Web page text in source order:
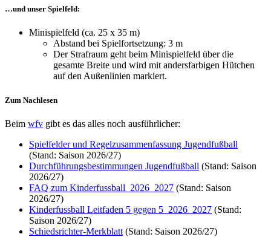
…und unser Spielfeld:
Minispielfeld (ca. 25 x 35 m)
Abstand bei Spielfortsetzung: 3 m
Der Strafraum geht beim Minispielfeld über die
gesamte Breite und wird mit andersfarbigen Hütchen
auf den Außenlinien markiert.
Zum Nachlesen
Beim wfv gibt es das alles noch ausführlicher:
Spielfelder und Regelzusammenfassung Jugendfußball
(Stand: Saison 2026/27)
Durchführungsbestimmungen Jugendfußball (Stand: Saison
2026/27)
FAQ zum Kinderfussball_2026_2027 (Stand: Saison
2026/27)
Kinderfussball Leitfaden 5 gegen 5_2026_2027 (Stand:
Saison 2026/27)
Schiedsrichter-Merkblatt (Stand: Saison 2026/27)